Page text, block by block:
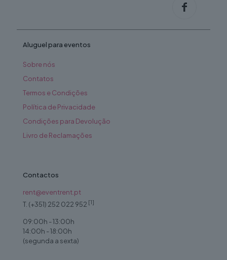
Aluguel para eventos
Sobre nós
Contatos
Termos e Condições
Política de Privacidade
Condições para Devolução
Livro de Reclamações
Contactos
rent@eventrent.pt
T. (+351) 252 022 952 [1]
09:00h - 13:00h
14:00h - 18:00h
(segunda a sexta)